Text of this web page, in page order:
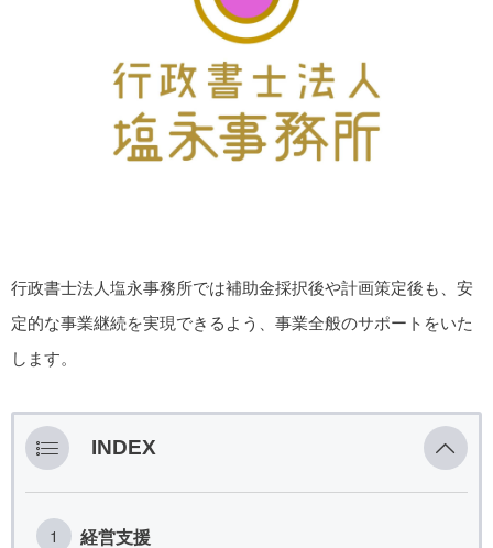
行政書士法人塩永事務所では補助金採択後や計画策定後も、安
定的な事業継続を実現できるよう、事業全般のサポートをいた
します。
INDEX
経営支援